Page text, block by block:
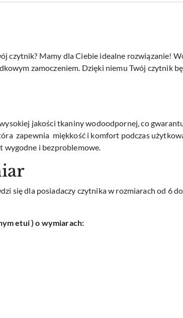
czytnik? Mamy dla Ciebie idealne rozwiązanie!
zamoczeniem. Dzięki niemu Twój czytnik
jakości tkaniny wodoodpornej, co
zapewnia miękkość i komfort podczas
wygodne i bezproblemowe.
się dla posiadaczy czytnika w rozmiarach od 6
etui ) o wymiarach: